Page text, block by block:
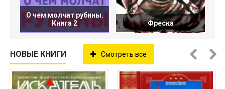
О чем молчат рубины.
Книга 2
Фреска
НОВЫЕ КНИГИ Смотреть все